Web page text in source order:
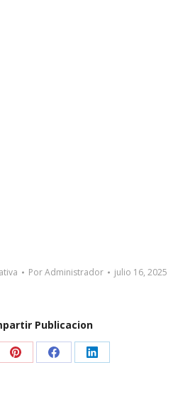
PorAdministrador julio 16, 2025
Publicacion
Share Share Share